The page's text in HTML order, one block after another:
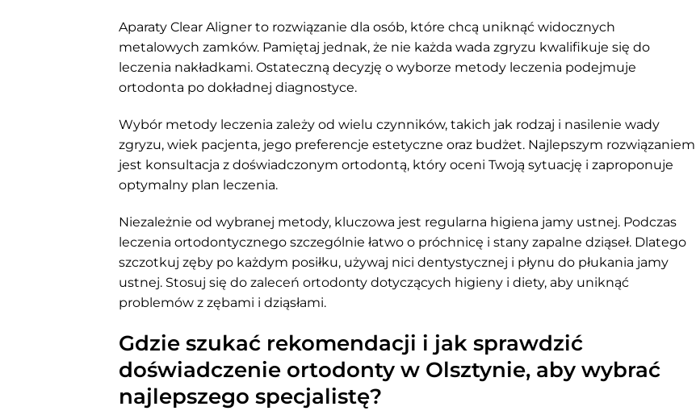
Aparaty Clear Aligner to rozwiązanie dla osób, które chcą uniknąć widocznych
metalowych zamków. Pamiętaj jednak, że nie każda wada zgryzu kwalifikuje się do
leczenia nakładkami. Ostateczną decyzję o wyborze metody leczenia podejmuje
ortodonta po dokładnej diagnostyce.
Wybór metody leczenia zależy od wielu czynników, takich jak rodzaj i nasilenie wady
zgryzu, wiek pacjenta, jego preferencje estetyczne oraz budżet. Najlepszym rozwiązaniem
jest konsultacja z doświadczonym ortodontą, który oceni Twoją sytuację i zaproponuje
optymalny plan leczenia.
Niezależnie od wybranej metody, kluczowa jest regularna higiena jamy ustnej. Podczas
leczenia ortodontycznego szczególnie łatwo o próchnicę i stany zapalne dziąseł. Dlatego
szczotkuj zęby po każdym posiłku, używaj nici dentystycznej i płynu do płukania jamy
ustnej. Stosuj się do zaleceń ortodonty dotyczących higieny i diety, aby uniknąć
problemów z zębami i dziąsłami.
Gdzie szukać rekomendacji i jak sprawdzić
doświadczenie ortodonty w Olsztynie, aby wybrać
najlepszego specjalistę?